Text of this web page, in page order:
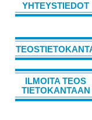
YHTEYSTIEDOT
ILMOITA TEOS
TIETOKANTAAN